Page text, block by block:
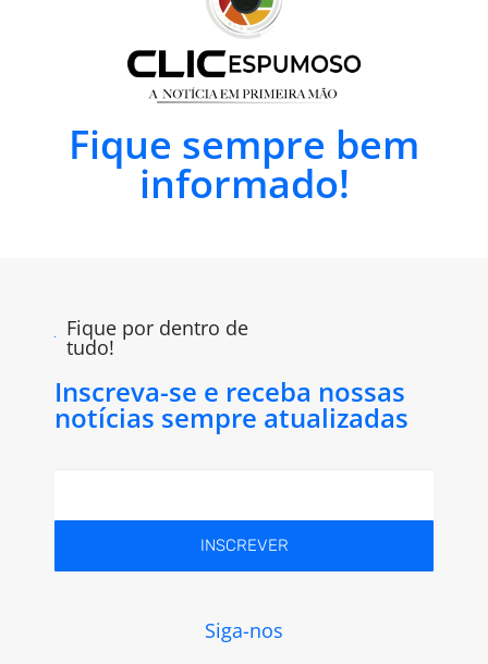
Fique sempre bem
informado!
Fique por dentro de
tudo!
Inscreva-se e receba nossas
notícias sempre atualizadas
INSCREVER
Siga-nos